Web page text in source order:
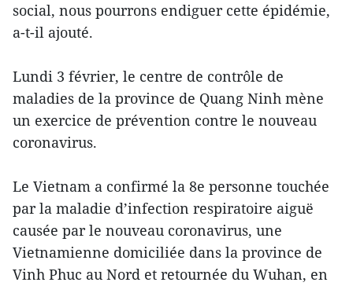
social, nous pourrons endiguer cette épidémie,
a-t-il ajouté.
Lundi 3 février, le centre de contrôle de
maladies de la province de Quang Ninh mène
un exercice de prévention contre le nouveau
coronavirus.
Le Vietnam a confirmé la 8e personne touchée
par la maladie d’infection respiratoire aiguë
causée par le nouveau coronavirus, une
Vietnamienne domiciliée dans la province de
Vinh Phuc au Nord et retournée du Wuhan, en